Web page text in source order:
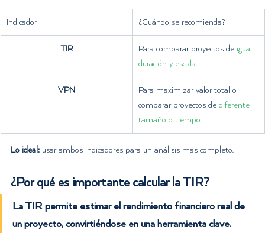
Indicador ¿Cuándo se recomienda?
TIR Para comparar proyectos de igual
duración y escala.
VPN
Para maximizar valor total o
comparar proyectos de diferente
tamaño o tiempo.
Lo ideal: usar ambos indicadores para un análisis más completo.
¿Por qué es importante calcular la TIR?
La TIR permite estimar el rendimiento financiero real de
un proyecto, convirtiéndose en una herramienta clave.